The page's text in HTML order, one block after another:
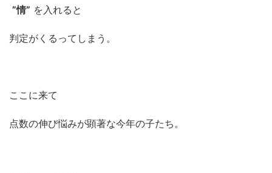
”情” を入れると
判定がくるってしまう。
ここに来て
点数の伸び悩みが顕著な今年の子たち。